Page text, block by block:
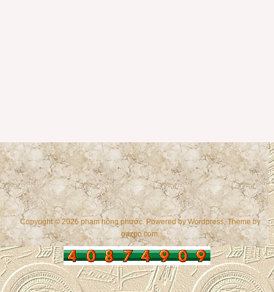
Copyright © 2026 phạm hồng phước. Powered byWordpress , Theme by
gazpo.com.